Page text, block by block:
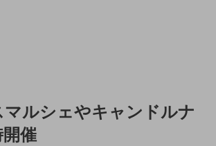
マルシェやキャンドルナ
催